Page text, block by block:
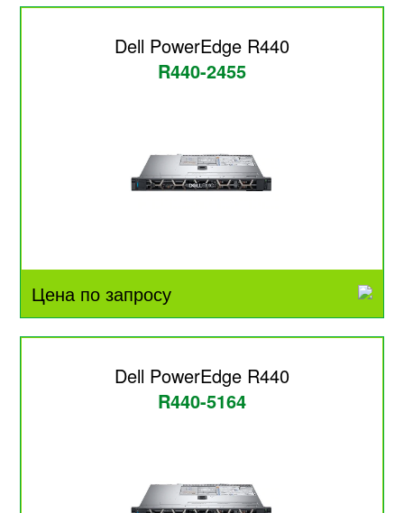
Dell PowerEdge R440
R440-2455
Цена по запросу
Dell PowerEdge R440
R440-5164